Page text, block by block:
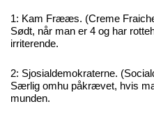
1: Kam Frææs. (Creme
Sødt, når man er 4 og har
irriterende.
2: Sjosialdemokraterne.
Særlig omhu påkrævet, hvis
munden.